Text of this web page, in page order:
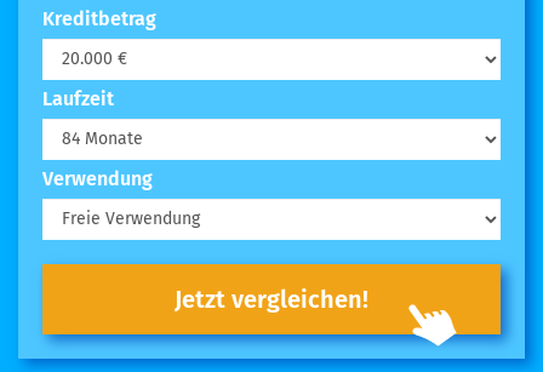
Kreditbetrag
Laufzeit
Verwendung
Jetzt vergleichen!